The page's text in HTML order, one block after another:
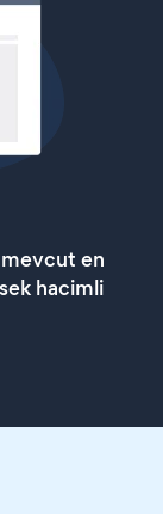
mevcut en
hacimli